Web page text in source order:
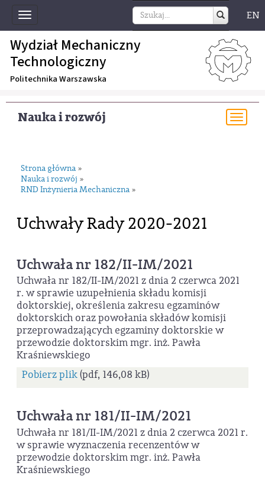
Toggle
navigation
EN
Wydział Mechaniczny
Technologiczny
Politechnika Warszawska
Nauka i rozwój
Strona główna »
Nauka i rozwój »
RND Inżynieria Mechaniczna »
Uchwały Rady 2020-2021
Uchwała nr 182/II-IM/2021
Uchwała nr 182/II-IM/2021 z dnia 2 czerwca 2021
r. w sprawie uzupełnienia składu komisji
doktorskiej, określenia zakresu egzaminów
doktorskich oraz powołania składów komisji
przeprowadzających egzaminy doktorskie w
przewodzie doktorskim mgr. inż. Pawła
Kraśniewskiego
Pobierz plik(pdf, 146,08 kB)
Uchwała nr 181/II-IM/2021
Uchwała nr 181/II-IM/2021 z dnia 2 czerwca 2021 r.
w sprawie wyznaczenia recenzentów w
przewodzie doktorskim mgr. inż. Pawła
Kraśniewskiego